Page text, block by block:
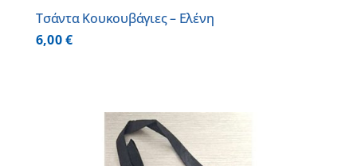
Τσάντα Κουκουβάγιες – Ελένη
6,00€